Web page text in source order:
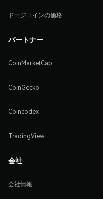
ドージコインの価格
パートナー
CoinMarketCap
CoinGecko
Coincodex
TradingView
会社
会社情報